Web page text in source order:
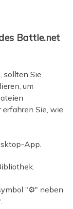
Battle.net
sollten Sie
um
Sie, wie
App.
"⚙️" neben